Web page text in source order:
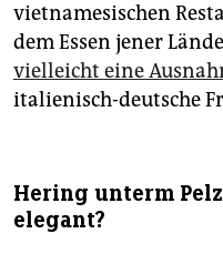
vietnamesischen
dem Essen jener
vielleicht eine
italienisch-deutsche
Hering unterm
elegant?